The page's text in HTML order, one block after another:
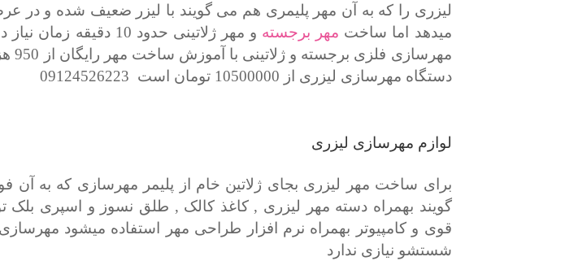
لیزری را که به آن مهر پلیمری هم می گویند با لیزر ضعیف شده و در
میدهد اما ساخت مهر برجسته
و مهر ژلاتینی حدود 10
دستگاه مهرسازی لیزری از 10500000 تومان است 09124526223
لوازم مهرسازی لیزری
برای ساخت مهر لیزری بجای ژلاتین خام از پلیمر مهرسازی که به آن
گویند بهمراه دسته مهر لیزری , کاغذ کالک , طلق نسوز و اسپری بلک
قوی و کامپیوتر بهمراه نرم افزار طراحی مهر استفاده میشود
شستشو نیازی ندارد